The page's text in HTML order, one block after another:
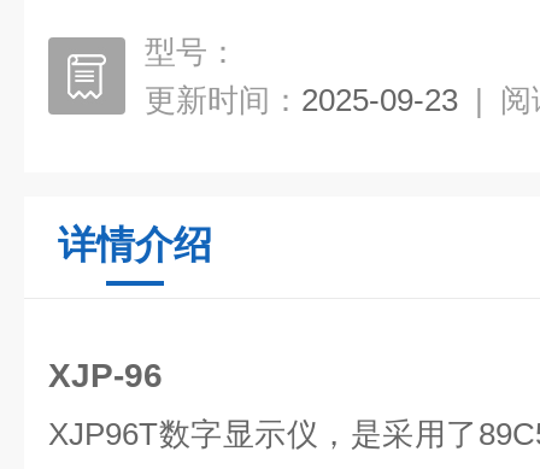
型号：
更新时间： 2025-09-23 | 阅
详情介绍
XJP-96
XJP96T数字显示仪，是采用了